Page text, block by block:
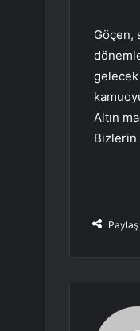
Göçen,
gelecek
Altın
Bizlerin
Paylaş